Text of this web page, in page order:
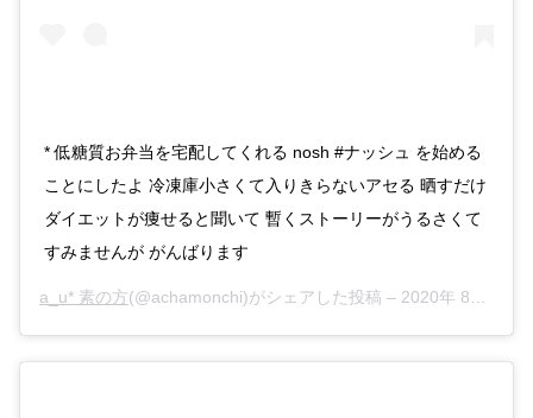
* 低糖質お弁当を宅配してくれる nosh #ナッシュ を始める
ことにしたよ 冷凍庫小さくて入りきらないアセる 晒すだけ
ダイエットが痩せると聞いて 暫くストーリーがうるさくて
すみませんが がんばります
a_u* 素の方(@achamonchi)がシェアした投稿 – 2020年 8月月24日午後9時23分PDT